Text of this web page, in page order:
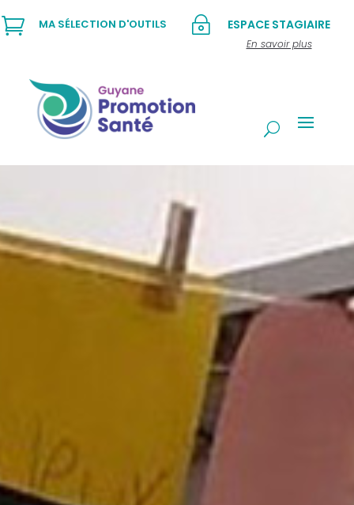
~ ESPACE STAGIAIRE
En savoir plus
 MA SÉLECTION D'OUTILS